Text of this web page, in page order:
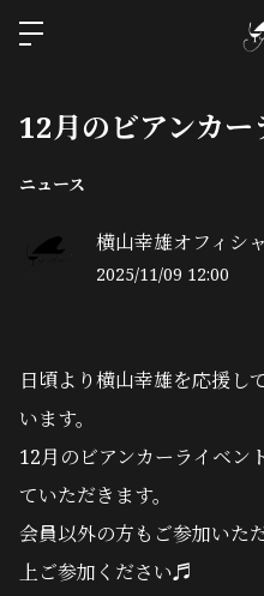
12月のビアンカ
ニュース
横山幸雄オフィシ
2025/11/09 12:00
日頃より横山幸雄を応援し
います。
12月のビアンカーライベン
ていただきます。
会員以外の方もご参加いた
上ご参加ください♬